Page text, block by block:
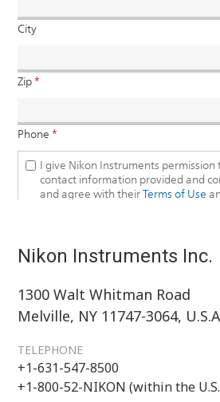
Nikon Instruments Inc.
1300 Walt Whitman Road
Melville, NY 11747-3064,
TELEPHONE
+1-631-547-8500
+1-800-52-NIKON (within the